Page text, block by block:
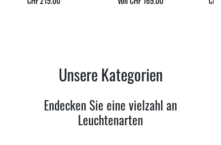
Unsere Kategorien
Endecken Sie eine vielzahl an
Leuchtenarten